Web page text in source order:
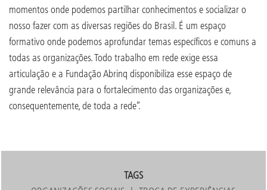
momentos onde podemos partilhar conhecimentos e socializar o
nosso fazer com as diversas regiões do Brasil. É um espaço
formativo onde podemos aprofundar temas específicos e comuns a
todas as organizações. Todo trabalho em rede exige essa
articulação e a Fundação Abrinq disponibiliza esse espaço de
grande relevância para o fortalecimento das organizações e,
consequentemente, de toda a rede”.
TAGS